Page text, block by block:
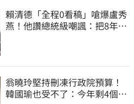
賴清德「全程0看稿」嗆爆盧秀
燕！他讚總統級嘲諷：把8年總
翁曉玲堅持刪凍行政院預算！
韓國瑜也受不了：今年剩4個月